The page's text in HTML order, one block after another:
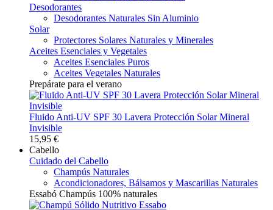
Desodorantes
Desodorantes Naturales Sin Aluminio
Solar
Protectores Solares Naturales y Minerales
Aceites Esenciales y Vegetales
Aceites Esenciales Puros
Aceites Vegetales Naturales
Prepárate para el verano
Fluido Anti-UV SPF 30 Lavera Protección Solar Mineral
Invisible
15,95 €
Cabello
Cuidado del Cabello
Champús Naturales
Acondicionadores, Bálsamos y Mascarillas Naturales
Essabó Champús 100% naturales